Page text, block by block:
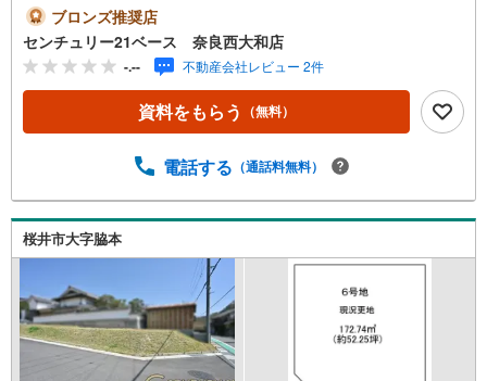
時間でもご見学可！・今から見たい！というお声にもご対
応できます！◇住宅ローンもお任せください！◇・提携銀
行多数あり（地方銀行・都市銀行・信用金庫etc）・優遇後
適用金利 0.875％～（審査内容により異なります）--- ◇◇
Yahoo！不動産キャンペーン対象店舗 ◇◇ ----当店で物件を
成約いただくとPayPayボーナスライトがもらえる【Yaho
「資料をもらう」「見学予約をする」からエントリーくだ
わせください。-----------------------------
ブロンズ推奨店
センチュリー21ベース 奈良西大和店
-.-- 不動産会社レビュー 2件
資料をもらう （無料）
電話する （通話料無料）
桜井市大字脇本